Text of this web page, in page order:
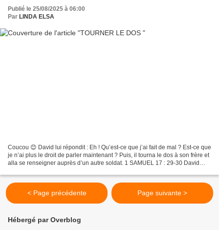
Publié le 25/08/2025 à 06:00
Par LINDA ELSA
Coucou 😊 David lui répondit : Eh ! Qu’est-ce que j’ai fait de mal ? Est-ce que
je n’ai plus le droit de parler maintenant ? Puis, il tourna le dos à son frère et
alla se renseigner auprès d’un autre soldat. 1 SAMUEL 17 : 29-30 David
< Page précédente Page suivante >
Hébergé par Overblog